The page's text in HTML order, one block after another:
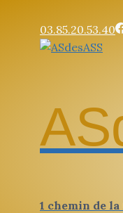
contenu
03.85.20.53.40
1 chemin de